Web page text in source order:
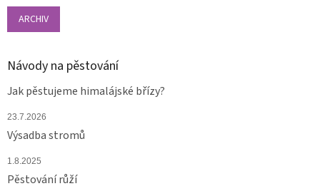
ARCHIV
Návody na pěstování
Jak pěstujeme himalájské břízy?
23.7.2026
Výsadba stromů
1.8.2025
Pěstování růží